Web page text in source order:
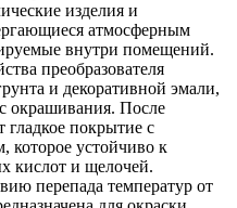
изделия и
атмосферным
внутри помещений.
преобразователя
и декоративной эмали,
окрашивания. После
гладкое покрытие с
которое устойчиво к
кислот и щелочей.
перепада температур от